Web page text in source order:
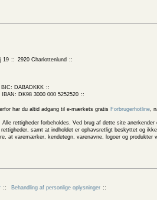
19
2920 Charlottenlund
BIC: DABADKKK
IBAN: DK98 3000 000 5252520
har du altid adgang til e-mærkets gratis Forbrugerhotline,
rettigheder forbeholdes. Ved brug af dette site
samt at indholdet er ophavsretligt beskyttet og
at varemærker, kendetegn, varenavne, logoer og
Behandling af personlige oplysninger